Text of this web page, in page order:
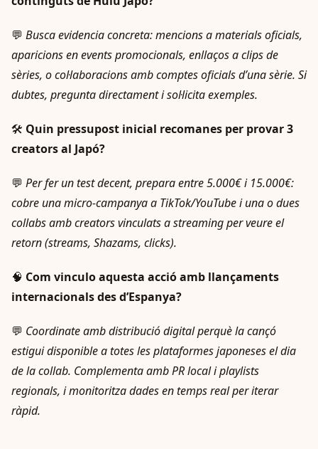
💬 Busca evidencia concreta: mencions a materials oficials,
aparicions en events promocionals, enllaços a clips de
sèries, o col·laboracions amb comptes oficials d’una sèrie. Si
dubtes, pregunta directament i sol·licita exemples.
🛠️ Quin pressupost inicial recomanes per provar 3
creators al Japó?
💬 Per fer un test decent, prepara entre 5.000€ i 15.000€:
cobre una micro-campanya a TikTok/YouTube i una o dues
collabs amb creators vinculats a streaming per veure el
retorn (streams, Shazams, clicks).
🧠 Com vinculo aquesta acció amb llançaments
internacionals des d’Espanya?
💬 Coordinate amb distribució digital perquè la cançó
estigui disponible a totes les plataformes japoneses el dia
de la collab. Complementa amb PR local i playlists
regionals, i monitoritza dades en temps real per iterar
ràpid.